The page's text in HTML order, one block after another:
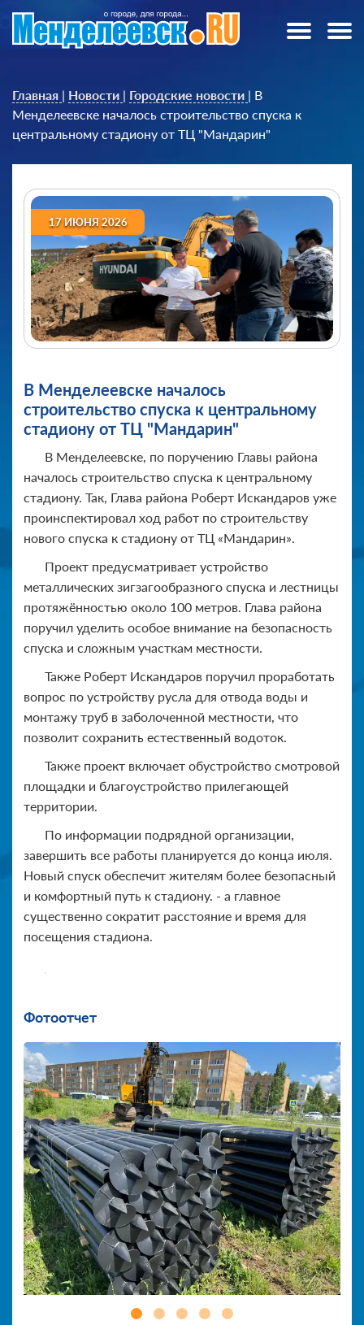
Главная | Новости | Городские новости | В
Менделеевске началось строительство спуска к
центральному стадиону от ТЦ "Мандарин"
17 ИЮНЯ 2026
В Менделеевске началось
строительство спуска к центральному
стадиону от ТЦ "Мандарин"
В Менделеевске, по поручению Главы района
началось строительство спуска к центральному
стадиону. Так, Глава района Роберт Искандаров уже
проинспектировал ход работ по строительству
нового спуска к стадиону от ТЦ «Мандарин».
Проект предусматривает устройство
металлических зигзагообразного спуска и лестницы
протяжённостью около 100 метров. Глава района
поручил уделить особое внимание на безопасность
спуска и сложным участкам местности.
Также Роберт Искандаров поручил проработать
вопрос по устройству русла для отвода воды и
монтажу труб в заболоченной местности, что
позволит сохранить естественный водоток.
Также проект включает обустройство смотровой
площадки и благоустройство прилегающей
территории.
По информации подрядной организации,
завершить все работы планируется до конца июля.
Новый спуск обеспечит жителям более безопасный
и комфортный путь к стадиону. - а главное
существенно сократит расстояние и время для
посещения стадиона.
Фотоотчет